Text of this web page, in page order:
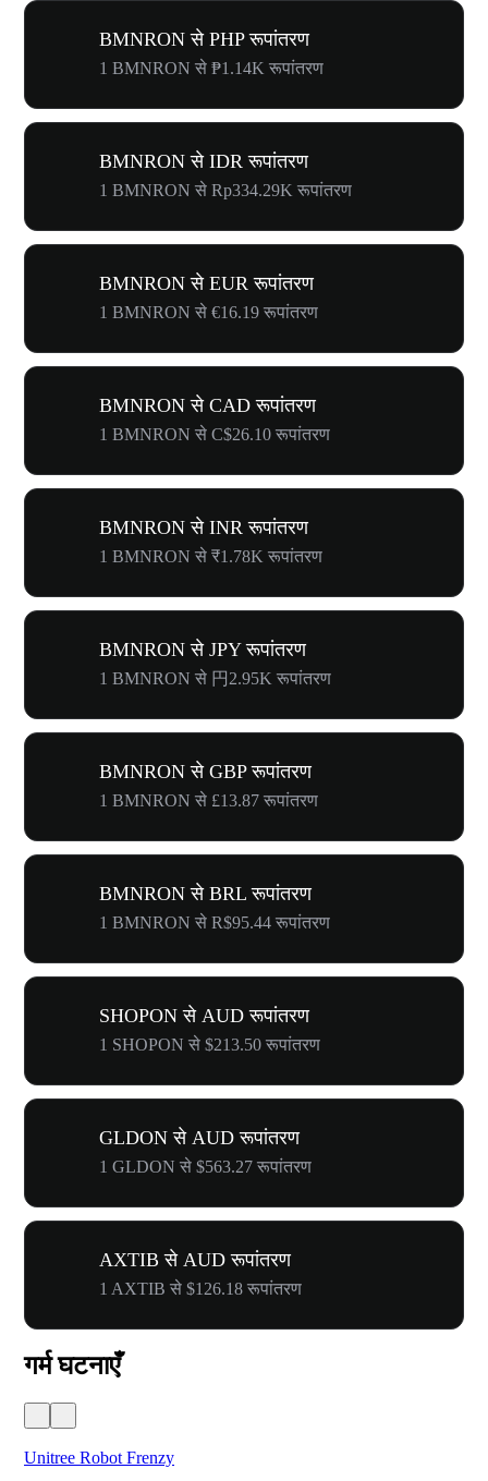
BMNRON से PHP रूपांतरण
1 BMNRON से ₱1.14K रूपांतरण
BMNRON से IDR रूपांतरण
1 BMNRON से Rp334.29K रूपांतरण
BMNRON से EUR रूपांतरण
1 BMNRON से €16.19 रूपांतरण
BMNRON से CAD रूपांतरण
1 BMNRON से C$26.10 रूपांतरण
BMNRON से INR रूपांतरण
1 BMNRON से ₹1.78K रूपांतरण
BMNRON से JPY रूपांतरण
1 BMNRON से 円2.95K रूपांतरण
BMNRON से GBP रूपांतरण
1 BMNRON से £13.87 रूपांतरण
BMNRON से BRL रूपांतरण
1 BMNRON से R$95.44 रूपांतरण
SHOPON से AUD रूपांतरण
1 SHOPON से $213.50 रूपांतरण
GLDON से AUD रूपांतरण
1 GLDON से $563.27 रूपांतरण
AXTIB से AUD रूपांतरण
1 AXTIB से $126.18 रूपांतरण
गर्म घटनाएँ
Unitree Robot Frenzy